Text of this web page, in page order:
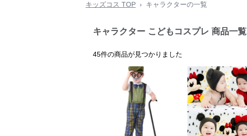
キッズコス TOP › キャラクターの一覧
キャラクター こどもコスプレ 商品一覧
45件の商品が見つかりました